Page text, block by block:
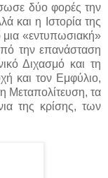
δύο φορές την
και η Ιστορία της
«εντυπωσιακή»
την επανάσταση
Διχασμό και τη
και τον Εμφύλιο,
Μεταπολίτευση, τα
της κρίσης, των